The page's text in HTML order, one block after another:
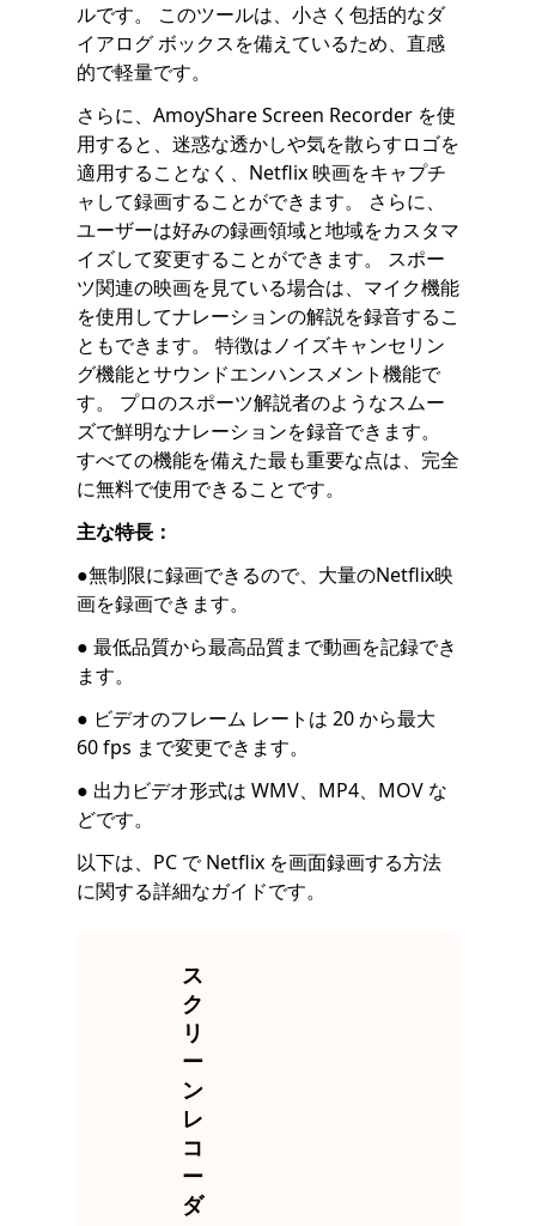
ルです。 このツールは、小さく包括的なダ
イアログ ボックスを備えているため、直感
的で軽量です。
さらに、AmoyShare Screen Recorder を使
用すると、迷惑な透かしや気を散らすロゴを
適用することなく、Netflix 映画をキャプチ
ャして録画することができます。 さらに、
ユーザーは好みの録画領域と地域をカスタマ
イズして変更することができます。 スポー
ツ関連の映画を見ている場合は、マイク機能
を使用してナレーションの解説を録音するこ
ともできます。 特徴はノイズキャンセリン
グ機能とサウンドエンハンスメント機能で
す。 プロのスポーツ解説者のようなスムー
ズで鮮明なナレーションを録音できます。
すべての機能を備えた最も重要な点は、完全
に無料で使用できることです。
主な特長：
●無制限に録画できるので、大量のNetflix映
画を録画できます。
● 最低品質から最高品質まで動画を記録でき
ます。
● ビデオのフレーム レートは 20 から最大
60 fps まで変更できます。
● 出力ビデオ形式は WMV、MP4、MOV な
どです。
以下は、PC で Netflix を画面録画する方法
に関する詳細なガイドです。
ス
ク
リ
ー
ン
レ
コ
ー
ダ